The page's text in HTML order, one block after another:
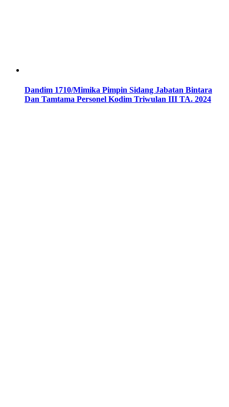
Dandim 1710/Mimika Pimpin Sidang Jabatan Bintara
Dan Tamtama Personel Kodim Triwulan III TA. 2024